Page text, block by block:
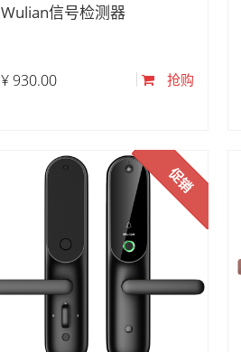
Wulian信号检测器
¥ 930.00 抢购
促销